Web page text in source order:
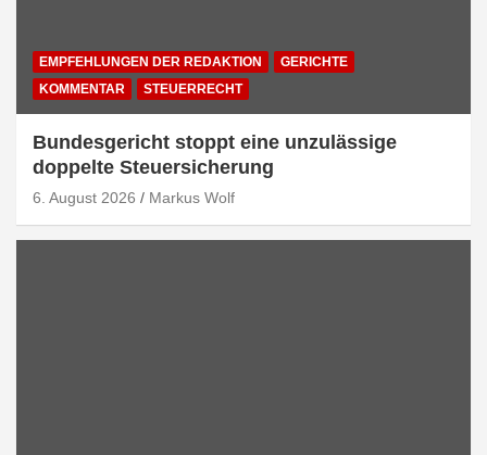
EMPFEHLUNGEN DER REDAKTION
GERICHTE
KOMMENTAR
STEUERRECHT
Bundesgericht stoppt eine unzulässige
doppelte Steuersicherung
6. August 2026 Markus Wolf